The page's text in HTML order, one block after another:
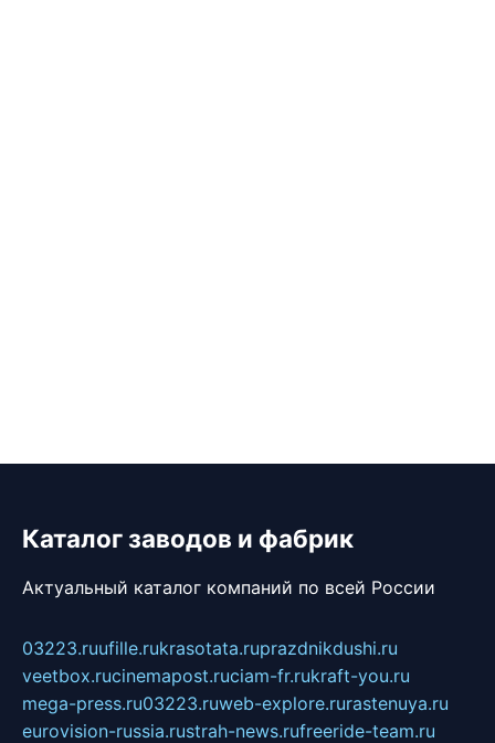
Каталог заводов и фабрик
Актуальный каталог компаний по всей России
03223.ruufille.rukrasotata.ruprazdnikdushi.ru
veetbox.rucinemapost.ruciam-fr.rukraft-you.ru
mega-press.ru03223.ruweb-explore.rurastenuya.ru
eurovision-russia.rustrah-news.rufreeride-team.ru